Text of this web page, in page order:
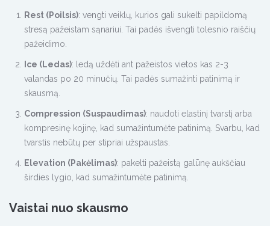
Rest (Poilsis): vengti veiklų, kurios gali sukelti papildomą
stresą pažeistam sąnariui. Tai padės išvengti tolesnio raiščių
pažeidimo.
Ice (Ledas): ledą uždėti ant pažeistos vietos kas 2-3
valandas po 20 minučių. Tai padės sumažinti patinimą ir
skausmą.
Compression (Suspaudimas): naudoti elastinį tvarstį arba
kompresinę kojinę, kad sumažintumėte patinimą. Svarbu, kad
tvarstis nebūtų per stipriai užspaustas.
Elevation (Pakėlimas): pakelti pažeistą galūnę aukščiau
širdies lygio, kad sumažintumėte patinimą.
Vaistai nuo skausmo